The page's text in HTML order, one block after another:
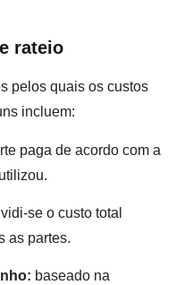
rateio
pelos quais os custos
incluem:
paga de acordo com a
se o custo total
as partes.
baseado na